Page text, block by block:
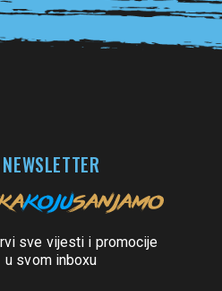
NEWSLETTER
sve vijesti i promocije
u svom inboxu